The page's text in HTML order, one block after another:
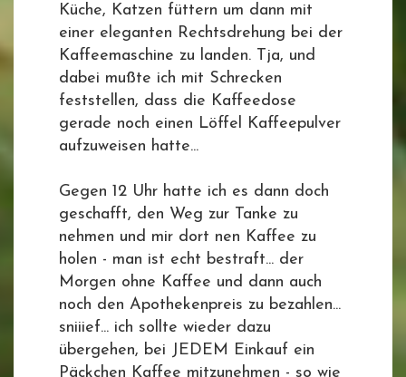
Küche, Katzen füttern um dann mit
einer eleganten Rechtsdrehung bei der
Kaffeemaschine zu landen. Tja, und
dabei mußte ich mit Schrecken
feststellen, dass die Kaffeedose
gerade noch einen Löffel Kaffeepulver
aufzuweisen hatte...
Gegen 12 Uhr hatte ich es dann doch
geschafft, den Weg zur Tanke zu
nehmen und mir dort nen Kaffee zu
holen - man ist echt bestraft... der
Morgen ohne Kaffee und dann auch
noch den Apothekenpreis zu bezahlen...
sniiief... ich sollte wieder dazu
übergehen, bei JEDEM Einkauf ein
Päckchen Kaffee mitzunehmen - so wie